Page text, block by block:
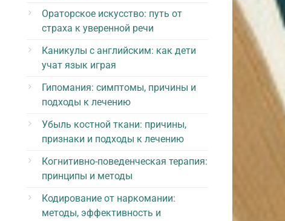
Ораторское искусство: путь от
страха к уверенной речи
Каникулы с английским: как дети
учат язык играя
Гипомания: симптомы, причины и
подходы к лечению
Убыль костной ткани: причины,
признаки и подходы к лечению
Когнитивно-поведенческая терапия:
принципы и методы
Кодирование от наркомании:
методы, эффективность и